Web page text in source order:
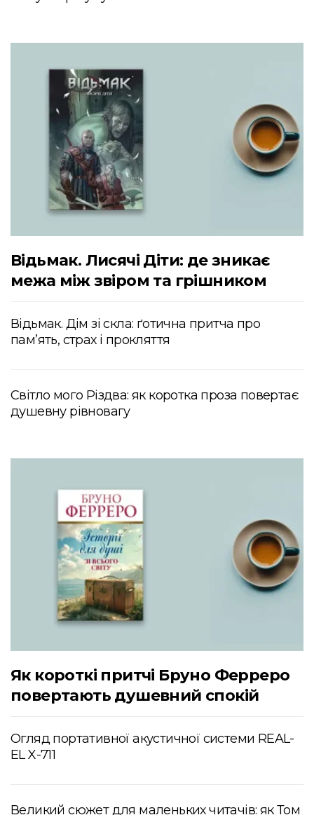
Відьмак. Лисячі Діти: де зникає
межа між звіром та грішником
Відьмак. Дім зі скла: ґотична притча про
пам’ять, страх і прокляття
Світло мого Різдва: як коротка проза повертає
душевну рівновагу
Як короткі притчі Бруно Ферреро
повертають душевний спокій
Огляд портативної акустичної системи REAL-
EL X-711
Великий сюжет для маленьких читачів: як Том